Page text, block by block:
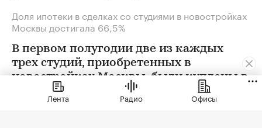
Доля ипотеки в сделках со студиями в новостройках
Москвы достигала 66,5%
В первом полугодии две из каждых
трех студий, приобретенных в
новостройках Москвы, были куплены в
ипотеку. В сегменте трешек ипотечных
сделок менее половины, а среди
Лента Радио Офисы